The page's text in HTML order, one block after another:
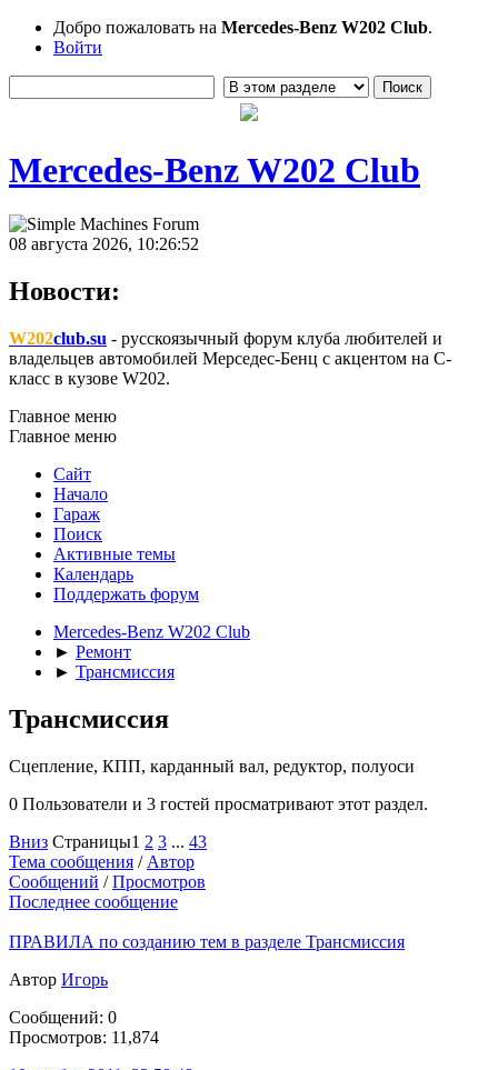
Добро пожаловать на Mercedes-Benz W202 Club.
Войти
Mercedes-Benz W202 Club
08 августа 2026, 10:26:52
Новости:
W202club.su - русскоязычный форум клуба любителей и
владельцев автомобилей Мерседес-Бенц с акцентом на C-
класс в кузове W202.
Главное меню
Главное меню
Сайт
Начало
Гараж
Поиск
Активные темы
Календарь
Поддержать форум
Mercedes-Benz W202 Club
► Ремонт
► Трансмиссия
Трансмиссия
Cцепление, КПП, карданный вал, редуктор, полуоси
0 Пользователи и 3 гостей просматривают этот раздел.
Вниз Страницы1 2 3 ... 43
Тема сообщения / Автор
Сообщений /Просмотров
Последнее сообщение
ПРАВИЛА по созданию тем в разделе Трансмиссия
Автор Игорь
Сообщений: 0
Просмотров: 11,874